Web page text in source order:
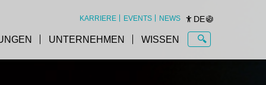
KARRIERE EVENTS NEWS DE
UNTERNEHMEN WISSEN